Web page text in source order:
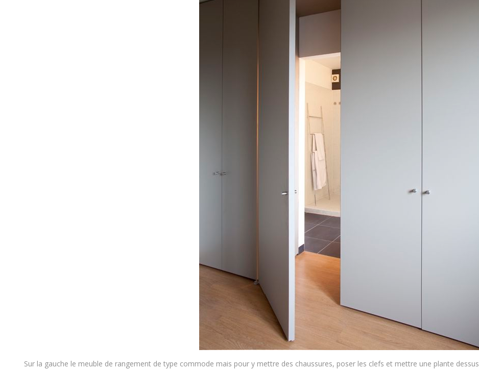
Sur la gauche le meuble de rangement de type commode mais pour y mettre des chaussures, poser les clefs et mettre une plante dessus